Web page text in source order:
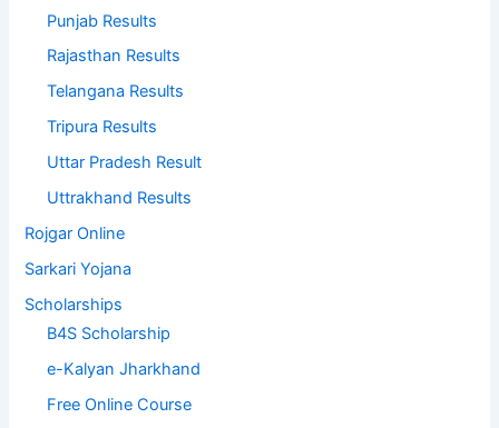
Punjab Results
Rajasthan Results
Telangana Results
Tripura Results
Uttar Pradesh Result
Uttrakhand Results
Rojgar Online
Sarkari Yojana
Scholarships
B4S Scholarship
e-Kalyan Jharkhand
Free Online Course